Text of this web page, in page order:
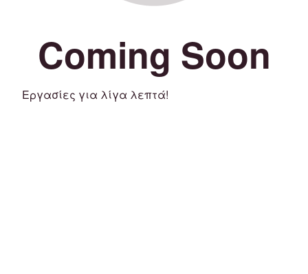
Coming Soon
Εργασίες για λίγα λεπτά!